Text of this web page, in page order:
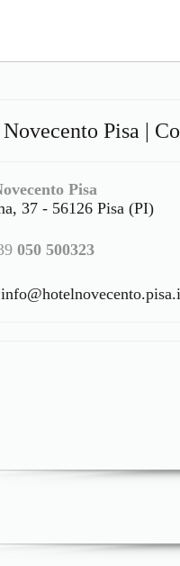
Pisa |
Pisa
37 - 56126 Pisa (PI)
050 500323